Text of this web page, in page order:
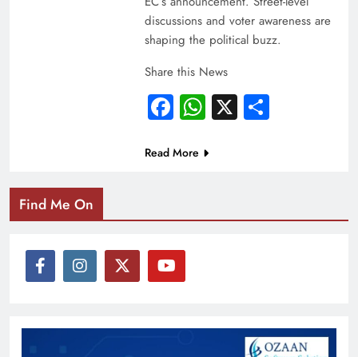
discussions and voter awareness are
shaping the political buzz.
Share this News
Facebook
WhatsApp
X Share
Read More
Find Me On